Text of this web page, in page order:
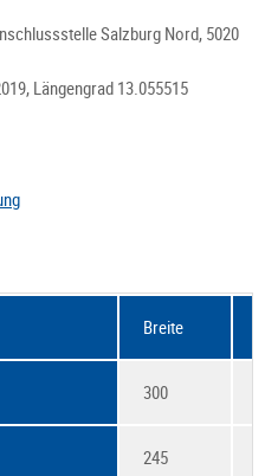
Salzburg Nord, 5020
Längengrad 13.055515
Breite
300
245